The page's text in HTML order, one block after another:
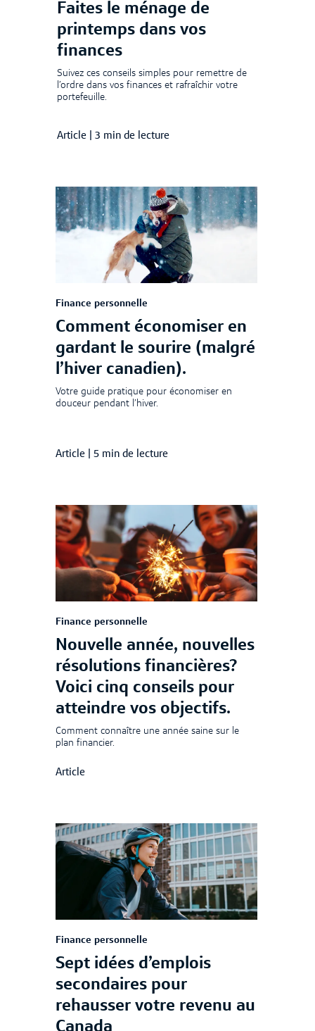
Faites le ménage de
printemps dans vos
finances
Suivez ces conseils simples pour remettre de
l’ordre dans vos finances et rafraîchir votre
portefeuille.
Article 3 min de lecture
Finance personnelle
Comment économiser en
gardant le sourire (malgré
l’hiver canadien).
Votre guide pratique pour économiser en
douceur pendant l’hiver.
Article 5 min de lecture
Finance personnelle
Nouvelle année, nouvelles
résolutions financières?
Voici cinq conseils pour
atteindre vos objectifs.
Comment connaître une année saine sur le
plan financier.
Article
Finance personnelle
Sept idées d’emplois
secondaires pour
rehausser votre revenu au
Canada